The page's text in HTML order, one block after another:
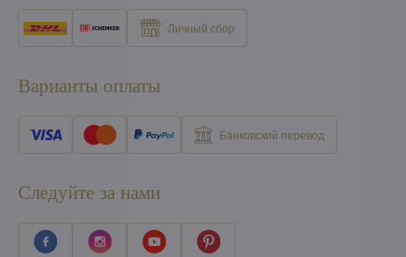
Личный сбор
Варианты оплаты
Банковский перевод
Следуйте за нами